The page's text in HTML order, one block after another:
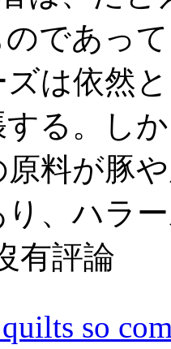
であっ
ズは依然
る。し
原料が豚
、ハラ
有評論
so